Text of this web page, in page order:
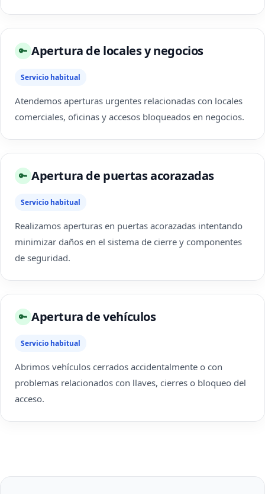
🔑 Apertura de locales y negocios
Servicio habitual
Atendemos aperturas urgentes relacionadas con locales
comerciales, oficinas y accesos bloqueados en negocios.
🔑 Apertura de puertas acorazadas
Servicio habitual
Realizamos aperturas en puertas acorazadas intentando
minimizar daños en el sistema de cierre y componentes
de seguridad.
🔑 Apertura de vehículos
Servicio habitual
Abrimos vehículos cerrados accidentalmente o con
problemas relacionados con llaves, cierres o bloqueo del
acceso.